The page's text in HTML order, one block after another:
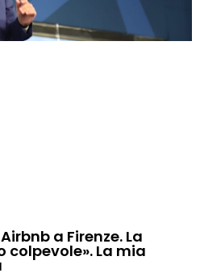
a Firenze. La
colpevole». La mia